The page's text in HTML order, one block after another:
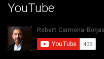
YouTube